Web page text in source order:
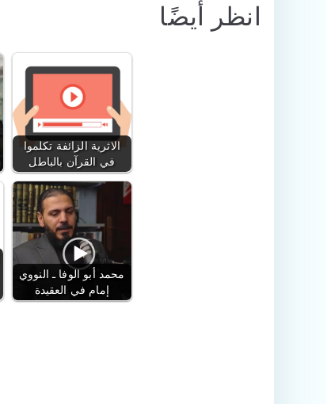
انظر أيضًا
الاثرية الزائفة تكلموا
في القرآن بالباطل
محمد أبو الوفا ـ النووي
إمام في العقيدة